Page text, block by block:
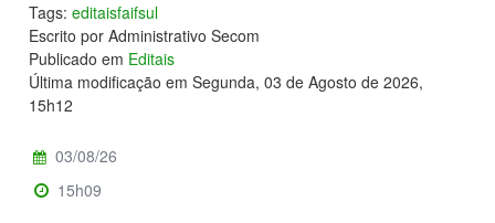
Tags: editaisfaifsul
Escrito por Administrativo Secom
Publicado em Editais
Última modificação em Segunda, 03 de Agosto de 2026,
15h12
03/08/26
15h09